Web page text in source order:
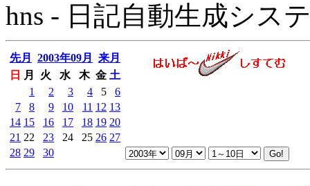
hns - 日記自動生成シス
先月 2003年09月
来月
日
月 火 水 木 金 土
1
2 3 4 5
6
7
8 9 10 11 12 13
14 15 16 17 18 19 20
21 22 23 24 25 26 27
28 29 30